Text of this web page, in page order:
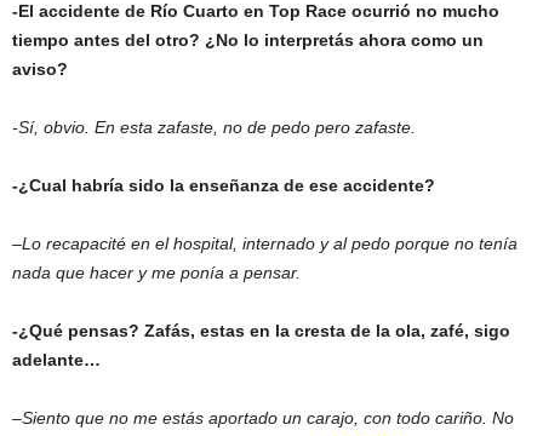
-El accidente de Río Cuarto en Top Race ocurrió no mucho
tiempo antes del otro? ¿No lo interpretás ahora como un
aviso?
-Sí, obvio. En esta zafaste, no de pedo pero zafaste.
-¿Cual habría sido la enseñanza de ese accidente?
–Lo recapacité en el hospital, internado y al pedo porque no tenía
nada que hacer y me ponía a pensar.
-¿Qué pensas? Zafás, estas en la cresta de la ola, zafé, sigo
adelante…
–Siento que no me estás aportado un carajo, con todo cariño. No